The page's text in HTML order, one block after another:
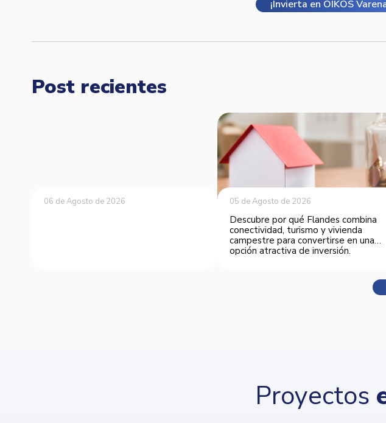
¡Invierta en OIKOS
Post recientes
06 de Agosto de 2026 05 de Agosto de 2026
Descubre por qué Flandes combina
conectividad, turismo y vivienda
campestre para convertirse en una
opción atractiva de inversión.
Proyectos